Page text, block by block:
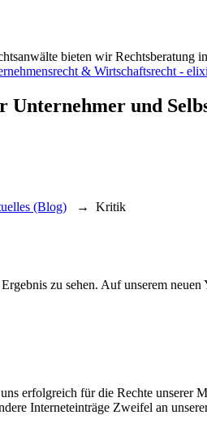
bieten wir Rechtsberatung
und
(Blog) → Kritik
zu sehen. Auf unserem
erfolgreich für die Rechte unserer
Interneteinträge Zweifel an